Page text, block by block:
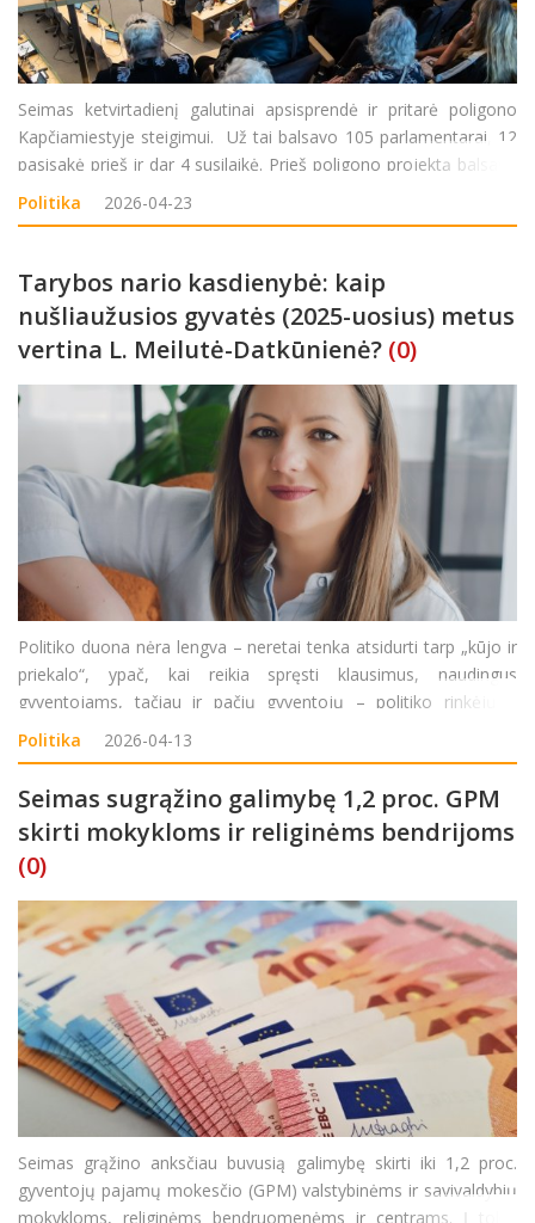
Seimas ketvirtadienį galutinai apsisprendė ir pritarė poligono
Kapčiamiestyje steigimui. Už tai balsavo 105 parlamentarai, 12
pasisakė prieš ir dar 4 susilaikė. Prieš poligono projektą balsavo
8 „aušriečiai“: Remigijus Žemaitaitis, Tomas Domarkas, Petras
Da
Politika 2026-04-23
Tarybos nario kasdienybė: kaip
nušliaužusios gyvatės (2025-uosius) metus
vertina L. Meilutė-Datkūnienė? (0)
Politiko duona nėra lengva – neretai tenka atsidurti tarp „kūjo ir
priekalo“, ypač, kai reikia spręsti klausimus, naudingus
gyventojams, tačiau ir pačių gyventojų – politiko rinkėjų –
nuomonės yra skirtingos. Į Rokiškio rajono tarybą antrai
kadencijai išri
Politika 2026-04-13
Seimas sugrąžino galimybę 1,2 proc. GPM
skirti mokykloms ir religinėms bendrijoms
(0)
Seimas grąžino anksčiau buvusią galimybę skirti iki 1,2 proc.
gyventojų pajamų mokesčio (GPM) valstybinėms ir savivaldybių
mokykloms, religinėms bendruomenėms ir centrams. Į tokią